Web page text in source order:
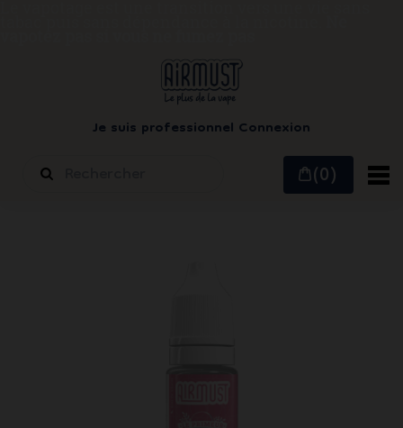
Je suis professionnel Connexion
(0)